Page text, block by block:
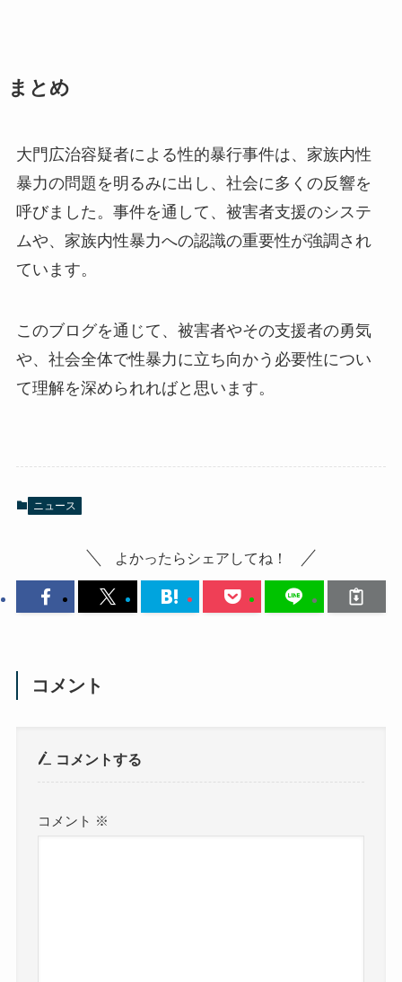
まとめ
大門広治容疑者による性的暴行事件は、家族内性
暴力の問題を明るみに出し、社会に多くの反響を
呼びました。事件を通して、被害者支援のシステ
ムや、家族内性暴力への認識の重要性が強調され
ています。
このブログを通じて、被害者やその支援者の勇気
や、社会全体で性暴力に立ち向かう必要性につい
て理解を深められればと思います。
ニュース
よかったらシェアしてね！
コメント
コメントする
コメント ※